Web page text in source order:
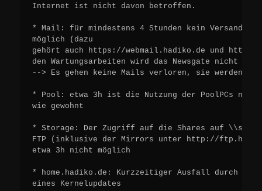
Internet ist nicht davon betroffen.
* Mail: für mindestens 4 Stunden kein Versand und
möglich (dazu
gehört auch https://webmail.hadiko.de und
den Wartungsarbeiten wird das Newsgate nicht
--> Es gehen keine Mails verloren, sie werden
* Pool: etwa 3h ist die Nutzung der PoolPCs
wie gewohnt
* Storage: Der Zugriff auf die Shares auf
FTP (inklusive der Mirrors unter http://
etwa 3h nicht möglich
* home.hadiko.de: Kurzzeitiger Ausfall durch
eines Kernelupdates